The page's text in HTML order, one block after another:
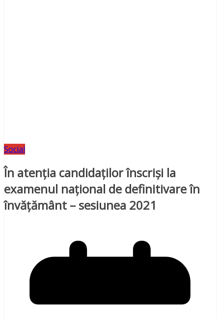
Social
În atenţia candidaţilor înscrişi la
examenul naţional de definitivare în
învăţământ – sesiunea 2021